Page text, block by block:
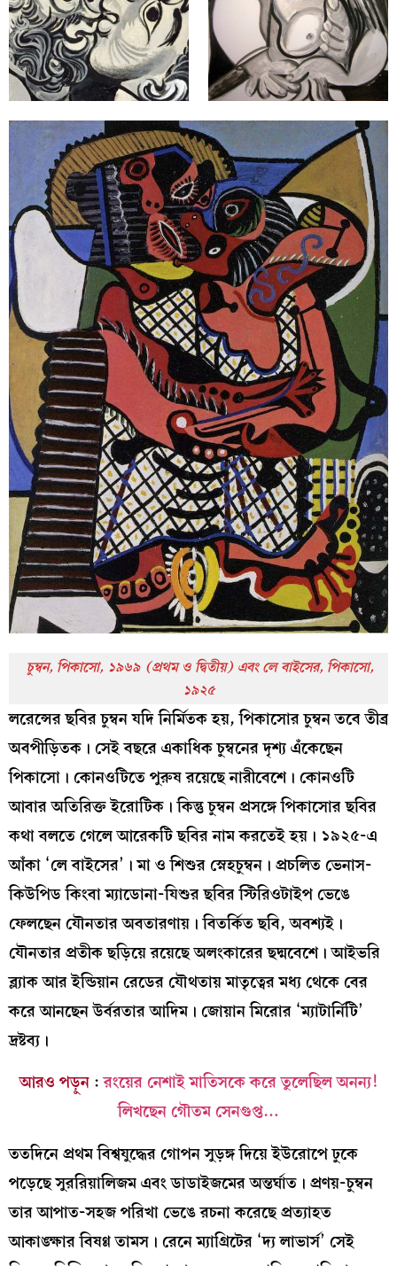
চুম্বন, পিকাসো, ১৯৬৯ (প্রথম ও দ্বিতীয়) এবং লে বাইসের, পিকাসো,
১৯২৫
লরেন্সের ছবির চুম্বন যদি নির্মিতক হয়, পিকাসোর চুম্বন তবে তীব্র
অবপীড়িতক। সেই বছরে একাধিক চুম্বনের দৃশ্য এঁকেছেন
পিকাসো। কোনওটিতে পুরুষ রয়েছে নারীবেশে। কোনওটি
আবার অতিরিক্ত ইরোটিক। কিন্তু চুম্বন প্রসঙ্গে পিকাসোর ছবির
কথা বলতে গেলে আরেকটি ছবির নাম করতেই হয়। ১৯২৫-এ
আঁকা ‘লে বাইসের’। মা ও শিশুর স্নেহচুম্বন। প্রচলিত ভেনাস-
কিউপিড কিংবা ম্যাডোনা-যিশুর ছবির স্টিরিওটাইপ ভেঙে
ফেলছেন যৌনতার অবতারণায়। বিতর্কিত ছবি, অবশ্যই।
যৌনতার প্রতীক ছড়িয়ে রয়েছে অলংকারের ছদ্মবেশে। আইভরি
ব্ল্যাক আর ইন্ডিয়ান রেডের যৌথতায় মাতৃত্বের মধ্য থেকে বের
করে আনছেন উর্বরতার আদিম। জোয়ান মিরোর ‘ম্যাটার্নিটি’
দ্রষ্টব্য।
আরও পড়ুন:রংয়ের নেশাই মাতিসকে করে তুলেছিল অনন্য!
লিখছেন গৌতম সেনগুপ্ত…
ততদিনে প্রথম বিশ্বযুদ্ধের গোপন সুড়ঙ্গ দিয়ে ইউরোপে ঢুকে
পড়েছে সুররিয়ালিজম এবং ডাডাইজমের অন্তর্ঘাত। প্রণয়-চুম্বন
তার আপাত-সহজ পরিখা ভেঙে রচনা করেছে প্রত্যাহত
আকাঙ্ক্ষার বিষণ্ণ তামস। রেনে ম্যাগ্রিটের ‘দ্য লাভার্স’ সেই